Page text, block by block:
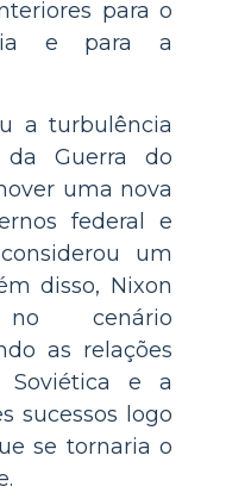
para o
e para a
a turbulência
da Guerra do
uma nova
federal e
um
disso, Nixon
cenário
as relações
e a
sucessos logo
se tornaria o